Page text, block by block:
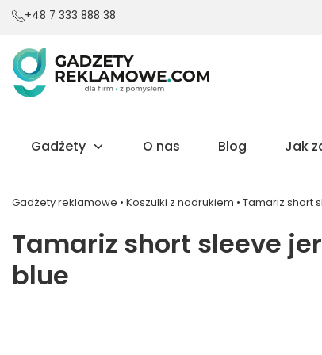
+48 7 333 888 38
Gadżety O nas Blog Jak
Gadżety reklamowe • Koszulki z nadrukiem • Tamariz short
Tamariz short sleeve
blue